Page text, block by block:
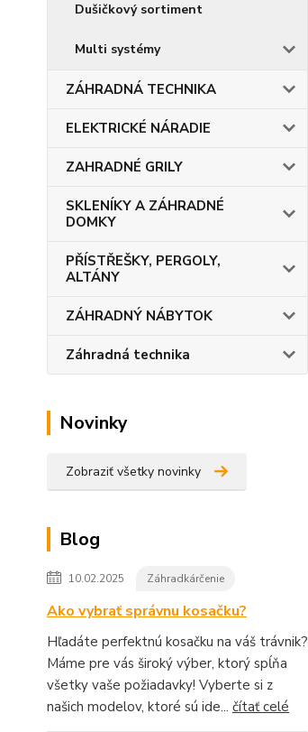
Dušičkový sortiment
Multi systémy
ZÁHRADNÁ TECHNIKA
ELEKTRICKÉ NÁRADIE
ZAHRADNÉ GRILY
SKLENÍKY A ZÁHRADNÉ
DOMKY
PŘÍSTŘEŠKY, PERGOLY,
ALTÁNY
ZÁHRADNÝ NÁBYTOK
Záhradná technika
Novinky
Zobraziť všetky novinky
Blog
10.02.2025 Záhradkárčenie
Ako vybrať správnu kosačku?
Hľadáte perfektnú kosačku na váš trávnik?
Máme pre vás široký výber, ktorý spĺňa
všetky vaše požiadavky! Vyberte si z
našich modelov, ktoré sú ide... čítať celé